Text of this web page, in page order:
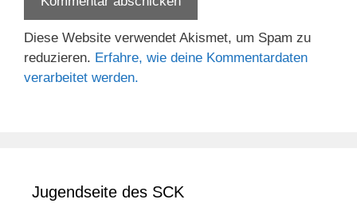
Diese Website verwendet Akismet, um Spam zu
reduzieren. Erfahre, wie deine Kommentardaten
verarbeitet werden.
Jugendseite des SCK